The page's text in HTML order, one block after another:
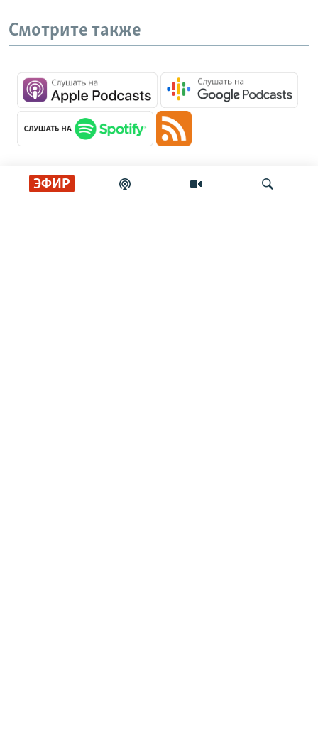
ЭФИР
Смотрите также